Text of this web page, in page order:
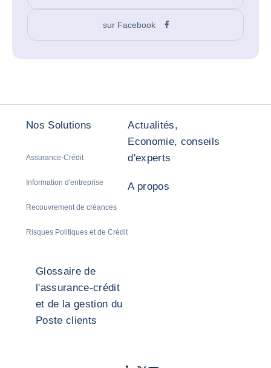
sur Facebook
Nos Solutions
Assurance-Crédit
Information d'entreprise
Recouvrement de créances
Risques Politiques et de Crédit
Actualités,
Economie, conseils
d'experts
A propos
Glossaire de
l'assurance-crédit
et de la gestion du
Poste clients